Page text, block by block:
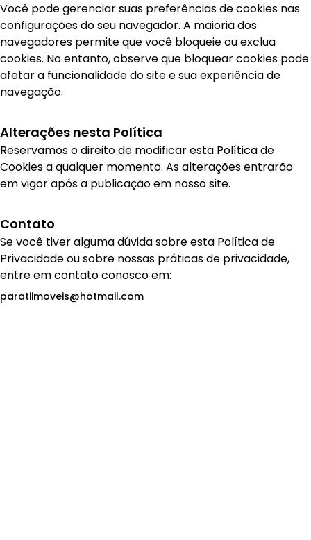
Você pode gerenciar suas preferências de cookies nas
configurações do seu navegador. A maioria dos
navegadores permite que você bloqueie ou exclua
cookies. No entanto, observe que bloquear cookies pode
afetar a funcionalidade do site e sua experiência de
navegação.
Alterações nesta Política
Reservamos o direito de modificar esta Política de
Cookies a qualquer momento. As alterações entrarão
em vigor após a publicação em nosso site.
Contato
Se você tiver alguma dúvida sobre esta Política de
Privacidade ou sobre nossas práticas de privacidade,
entre em contato conosco em:
paratiimoveis@hotmail.com